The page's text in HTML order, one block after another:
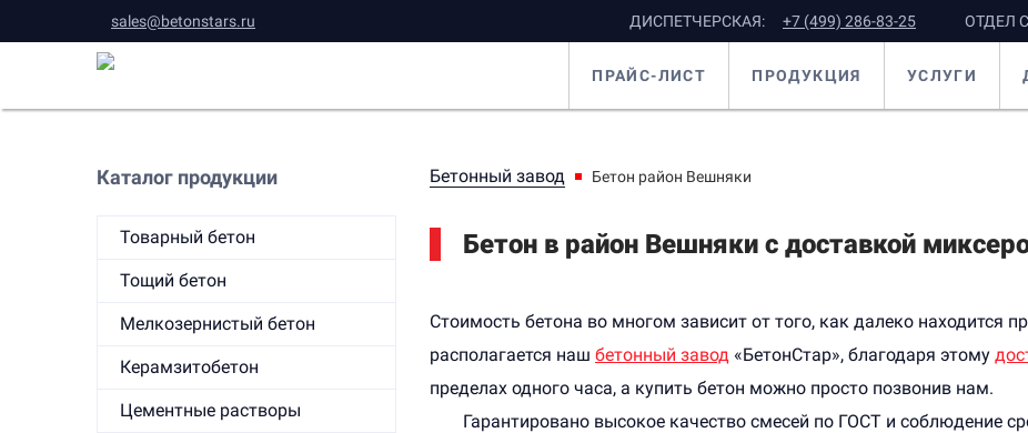
sales@betonstars.ru ДИСПЕТЧЕРСКАЯ: +7 (499) 286-83-25 ОТДЕЛ
ПРАЙС-ЛИСТ ПРОДУКЦИЯ УСЛУГИ
Бетонный завод Бетон район Вешняки
Бетон в район Вешняки с доставкой
Стоимость бетона во многом зависит от того, как далеко находится
располагается наш бетонный завод «БетонСтар», благодаря этому
пределах одного часа, а купить бетон можно просто позвонив нам.
Гарантировано высокое качество смесей по ГОСТ и соблюдение
Каталог продукции
Товарный бетон
Тощий бетон
Мелкозернистый бетон
Керамзитобетон
Цементные растворы